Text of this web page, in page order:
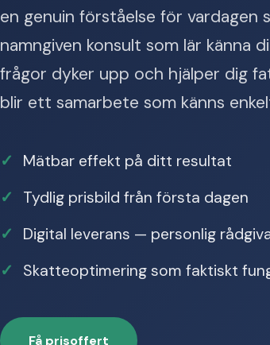
en genuin förståelse för vardagen
namngiven konsult som lär känna
frågor dyker upp och hjälper dig
blir ett samarbete som känns
Mätbar effekt på ditt resultat
Tydlig prisbild från första dagen
Digital leverans — personlig
Skatteoptimering som faktiskt
Få prisoffert